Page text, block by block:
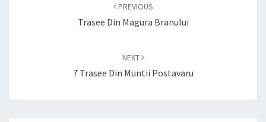
PREVIOUS
Trasee Din Magura Branului
NEXT
7 Trasee Din Muntii Postavaru